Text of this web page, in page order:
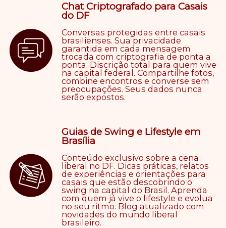
Chat Criptografado para Casais
do DF
Conversas protegidas entre casais
brasilienses. Sua privacidade
garantida em cada mensagem
trocada com criptografia de ponta a
ponta. Discrição total para quem vive
na capital federal. Compartilhe fotos,
combine encontros e converse sem
preocupações. Seus dados nunca
serão expostos.
Guias de Swing e Lifestyle em
Brasília
Conteúdo exclusivo sobre a cena
liberal no DF. Dicas práticas, relatos
de experiências e orientações para
casais que estão descobrindo o
swing na capital do Brasil. Aprenda
com quem já vive o lifestyle e evolua
no seu ritmo. Blog atualizado com
novidades do mundo liberal
brasileiro.